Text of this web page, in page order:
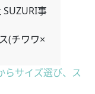
事
(チワワ×
らサイズ選び、ス